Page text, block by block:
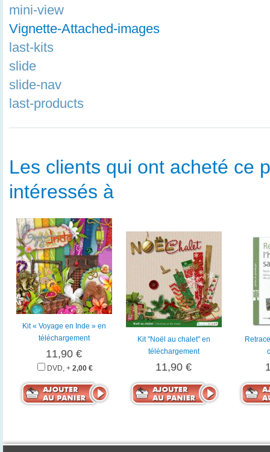
mini-view
Vignette-Attached-images
last-kits
slide
slide-nav
last-products
Les clients qui ont acheté ce
intéressés à
Kit « Voyage en Inde » en
téléchargement
11,90 €
DVD, + 2,00 €
Kit "Noël au chalet" en
téléchargement
11,90 €